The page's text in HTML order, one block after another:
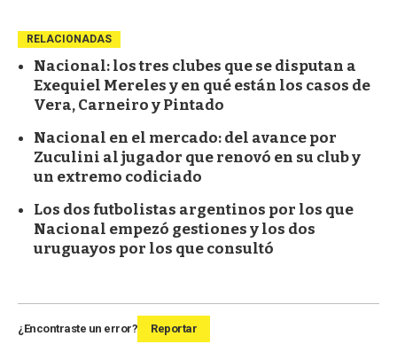
RELACIONADAS
Nacional: los tres clubes que se disputan a
Exequiel Mereles y en qué están los casos de
Vera, Carneiro y Pintado
Nacional en el mercado: del avance por
Zuculini al jugador que renovó en su club y
un extremo codiciado
Los dos futbolistas argentinos por los que
Nacional empezó gestiones y los dos
uruguayos por los que consultó
¿Encontraste un error? Reportar